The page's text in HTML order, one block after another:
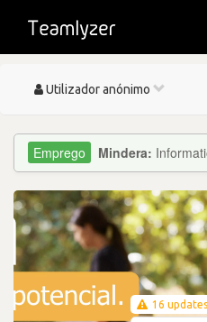
Toggle
Utilizador anónimo
Mindera:
16